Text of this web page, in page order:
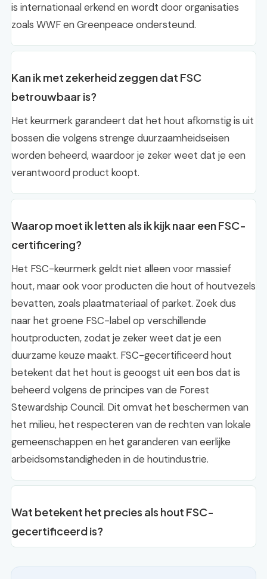
is internationaal erkend en wordt door organisaties
zoals WWF en Greenpeace ondersteund.
Kan ik met zekerheid zeggen dat FSC
betrouwbaar is?
Het keurmerk garandeert dat het hout afkomstig is uit
bossen die volgens strenge duurzaamheidseisen
worden beheerd, waardoor je zeker weet dat je een
verantwoord product koopt.
Waarop moet ik letten als ik kijk naar een FSC-
certificering?
Het FSC-keurmerk geldt niet alleen voor massief
hout, maar ook voor producten die hout of houtvezels
bevatten, zoals plaatmateriaal of parket. Zoek dus
naar het groene FSC-label op verschillende
houtproducten, zodat je zeker weet dat je een
duurzame keuze maakt. FSC-gecertificeerd hout
betekent dat het hout is geoogst uit een bos dat is
beheerd volgens de principes van de Forest
Stewardship Council. Dit omvat het beschermen van
het milieu, het respecteren van de rechten van lokale
gemeenschappen en het garanderen van eerlijke
arbeidsomstandigheden in de houtindustrie.
Wat betekent het precies als hout FSC-
gecertificeerd is?